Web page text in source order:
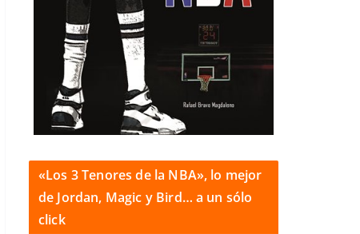
«Los 3 Tenores de la NBA», lo mejor
de Jordan, Magic y Bird… a un sólo
click